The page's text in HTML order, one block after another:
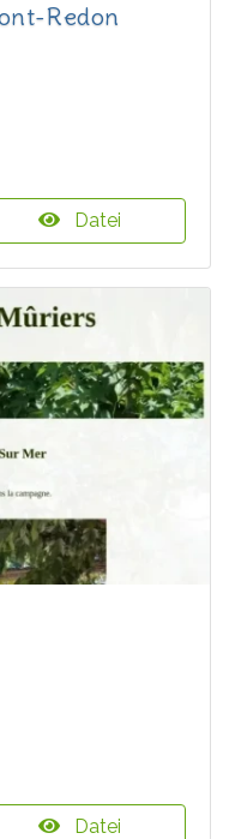
Redon
Datei
Datei